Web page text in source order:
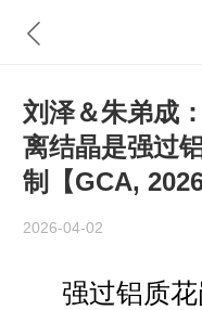
刘泽＆朱弟成
离结晶是强过
制【GCA, 2026
2026-04-02
强过铝质